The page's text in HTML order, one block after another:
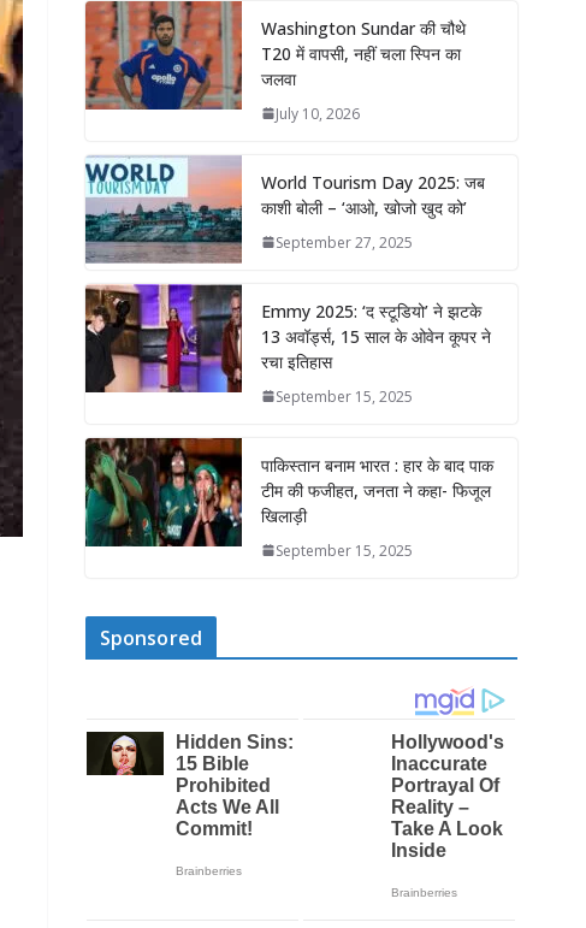
Washington Sundar की चौथे
T20 में वापसी, नहीं चला स्पिन का
जलवा
July 10, 2026
World Tourism Day 2025: जब
काशी बोली – ‘आओ, खोजो खुद को’
September 27, 2025
Emmy 2025: ‘द स्टूडियो’ ने झटके
13 अवॉर्ड्स, 15 साल के ओवेन कूपर ने
रचा इतिहास
September 15, 2025
पाकिस्तान बनाम भारत : हार के बाद पाक
टीम की फजीहत, जनता ने कहा- फिजूल
खिलाड़ी
September 15, 2025
Sponsored